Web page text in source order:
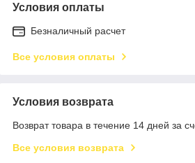
Условия оплаты
Безналичный расчет
Все условия оплаты
Условия возврата
Возврат товара в течение 14 дней за
Все условия возврата